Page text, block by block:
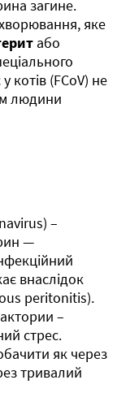
загине.
яке
або
котів (FCoV) не
людини
–
—
внаслідок
peritonitis).
–
стрес.
як через
тривалий